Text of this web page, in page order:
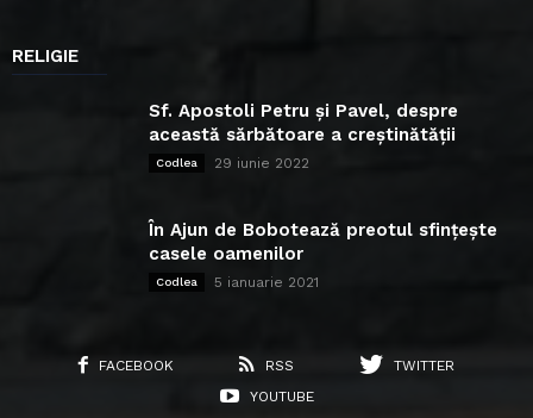
RELIGIE
Sf. Apostoli Petru și Pavel, despre
această sărbătoare a creștinătății
Codlea 29 iunie 2022
În Ajun de Bobotează preotul sfințește
casele oamenilor
Codlea 5 ianuarie 2021
FACEBOOK RSS
TWITTER
YOUTUBE